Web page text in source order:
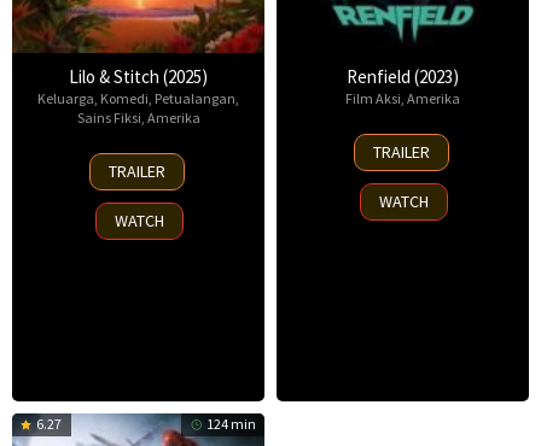
Lilo & Stitch (2025)
Keluarga, Komedi, Petualangan,
Sains Fiksi, Amerika
17
May
2025
TRAILER
WATCH
Renfield (2023)
Film Aksi, Amerika
7
Apr
2023
TRAILER
WATCH
6.27 124 min